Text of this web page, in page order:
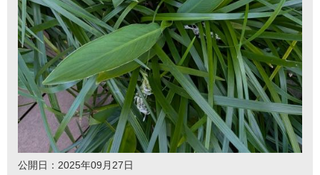
公開日：2025年09月27日